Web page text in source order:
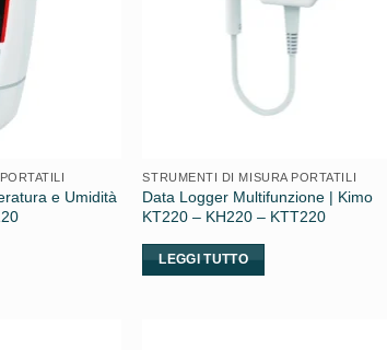
e Umidità
STRUMENTI DI MISURA PORTATILI
Data Logger Multifunzione | Kimo
KT220 – KH220 – KTT220
LEGGI TUTTO